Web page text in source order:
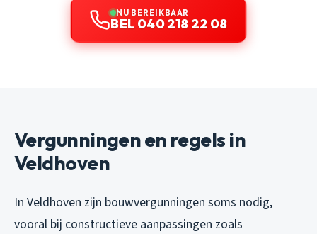
NU BEREIKBAAR
BEL 040 218 22 08
Vergunningen en regels in
Veldhoven
In Veldhoven zijn bouwvergunningen soms nodig,
vooral bij constructieve aanpassingen zoals